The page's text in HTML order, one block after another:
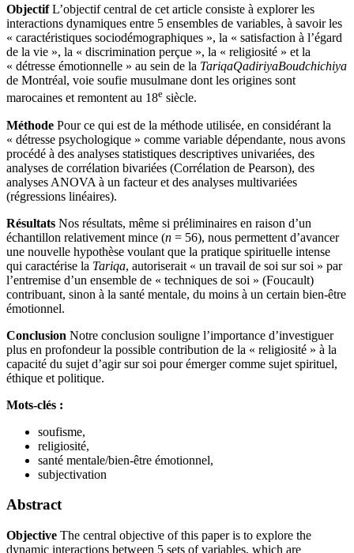
ObjectifL’objectif central de cet article consiste à explorer les
interactions dynamiques entre 5 ensembles de variables, à savoir les
« caractéristiques sociodémographiques », la « satisfaction à l’égard
de la vie », la « discrimination perçue », la « religiosité » et la
« détresse émotionnelle » au sein de la TariqaQadiriyaBoudchichiya
de Montréal, voie soufie musulmane dont les origines sont
marocaines et remontent au 18e siècle.
Méthode Pour ce qui est de la méthode utilisée, en considérant la
« détresse psychologique » comme variable dépendante, nous avons
procédé à des analyses statistiques descriptives univariées, des
analyses de corrélation bivariées (Corrélation de Pearson), des
analyses ANOVA à un facteur et des analyses multivariées
(régressions linéaires).
Résultats Nos résultats, même si préliminaires en raison d’un
échantillon relativement mince (n = 56), nous permettent d’avancer
une nouvelle hypothèse voulant que la pratique spirituelle intense
qui caractérise la Tariqa, autoriserait « un travail de soi sur soi » par
l’entremise d’un ensemble de « techniques de soi » (Foucault)
contribuant, sinon à la santé mentale, du moins à un certain bien-être
émotionnel.
Conclusion Notre conclusion souligne l’importance d’investiguer
plus en profondeur la possible contribution de la « religiosité » à la
capacité du sujet d’agir sur soi pour émerger comme sujet spirituel,
éthique et politique.
Mots-clés :
soufisme,
religiosité,
santé mentale/bien-être émotionnel,
subjectivation
Abstract
Objective The central objective of this paper is to explore the
dynamic interactions between 5 sets of variables, which are